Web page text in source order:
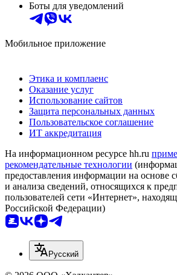
Боты для уведомлений
Мобильное приложение
Этика и комплаенс
Оказание услуг
Использование сайтов
Защита персональных данных
Пользовательское соглашение
ИТ аккредитация
На информационном ресурсе hh.ru
рекомендательные технологии
предоставления информации на основе
и анализа сведений, относящихся к
пользователей сети «Интернет»,
Российской Федерации)
Русский